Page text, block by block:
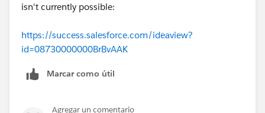
isn't currently possible:
https://success.salesforce.com/ideaview?
id=08730000000BrBvAAK
Marcar como útil
Agregar un comentario